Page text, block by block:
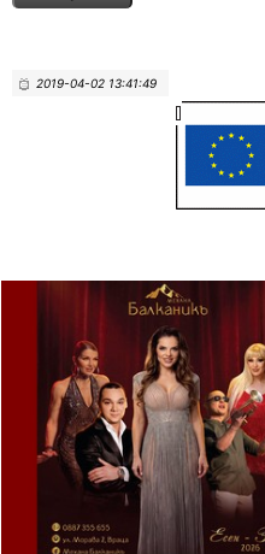
2019-04-02 13:41:49